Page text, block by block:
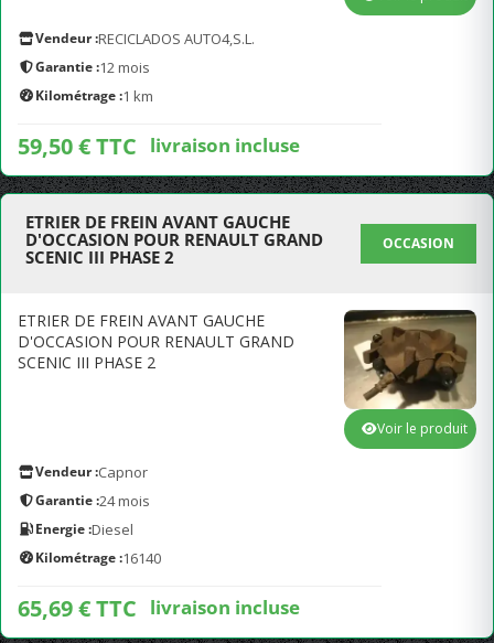
Vendeur :RECICLADOS AUTO4,S.L.
Garantie :12 mois
Kilométrage :1 km
59,50 € TTC livraison incluse
ETRIER DE FREIN AVANT GAUCHE
D'OCCASION POUR RENAULT GRAND
SCENIC III PHASE 2
OCCASION
ETRIER DE FREIN AVANT GAUCHE
D'OCCASION POUR RENAULT GRAND
SCENIC III PHASE 2
Vendeur :Capnor
Garantie :24 mois
Energie :Diesel
Kilométrage :16140
65,69 € TTC livraison incluse
Voir le produit